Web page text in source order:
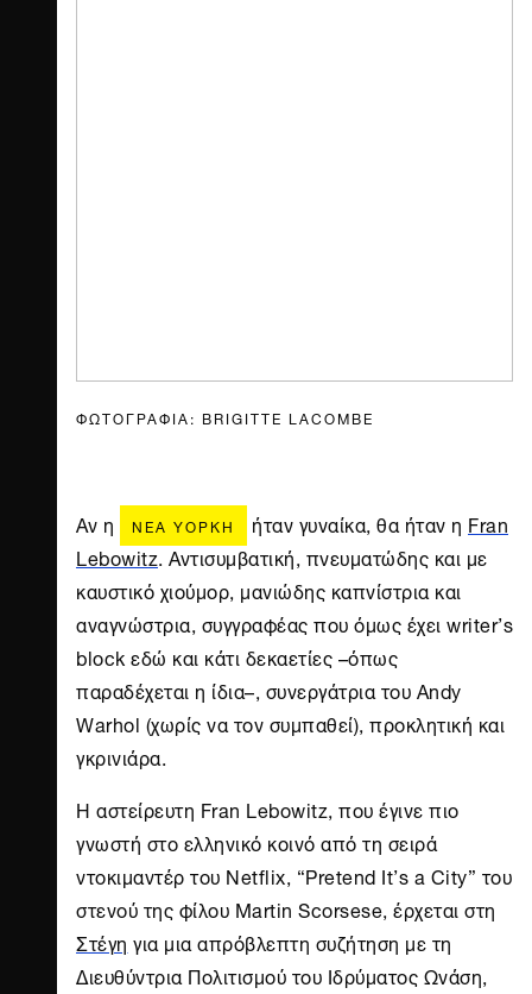
ΦΩΤΟΓΡΑΦΙΑ: BRIGITTE LACOMBE
Αν η ΝΈΑ ΥΌΡΚΗ ήταν γυναίκα, θα ήταν η Fran
Lebowitz. Αντισυμβατική, πνευματώδης και με
καυστικό χιούμορ, μανιώδης καπνίστρια και
αναγνώστρια, συγγραφέας που όμως έχει writer’s
block εδώ και κάτι δεκαετίες –όπως
παραδέχεται η ίδια–, συνεργάτρια του Andy
Warhol (χωρίς να τον συμπαθεί), προκλητική και
γκρινιάρα.
Η αστείρευτη Fran Lebowitz, που έγινε πιο
γνωστή στο ελληνικό κοινό από τη σειρά
ντοκιμαντέρ του Netflix, “Pretend It’s a City” του
στενού της φίλου Martin Scorsese, έρχεται στη
Στέγη για μια απρόβλεπτη συζήτηση με τη
Διευθύντρια Πολιτισμού του Ιδρύματος Ωνάση,